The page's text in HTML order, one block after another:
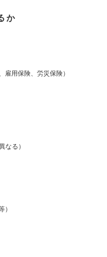
か
雇用保険、労災保険）
なる）
）